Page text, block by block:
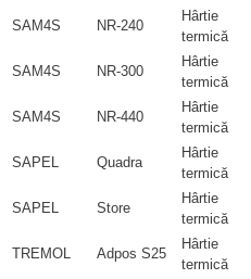
SAM4S NR-240
Hârtie
termică
SAM4S NR-300
Hârtie
termică
SAM4S NR-440
Hârtie
termică
SAPEL Quadra
Hârtie
termică
SAPEL Store
Hârtie
termică
TREMOL Adpos S25
Hârtie
termică